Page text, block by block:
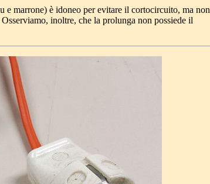
e marrone) è idoneo per evitare il cortocircuito, ma non
inoltre, che la prolunga non possiede il